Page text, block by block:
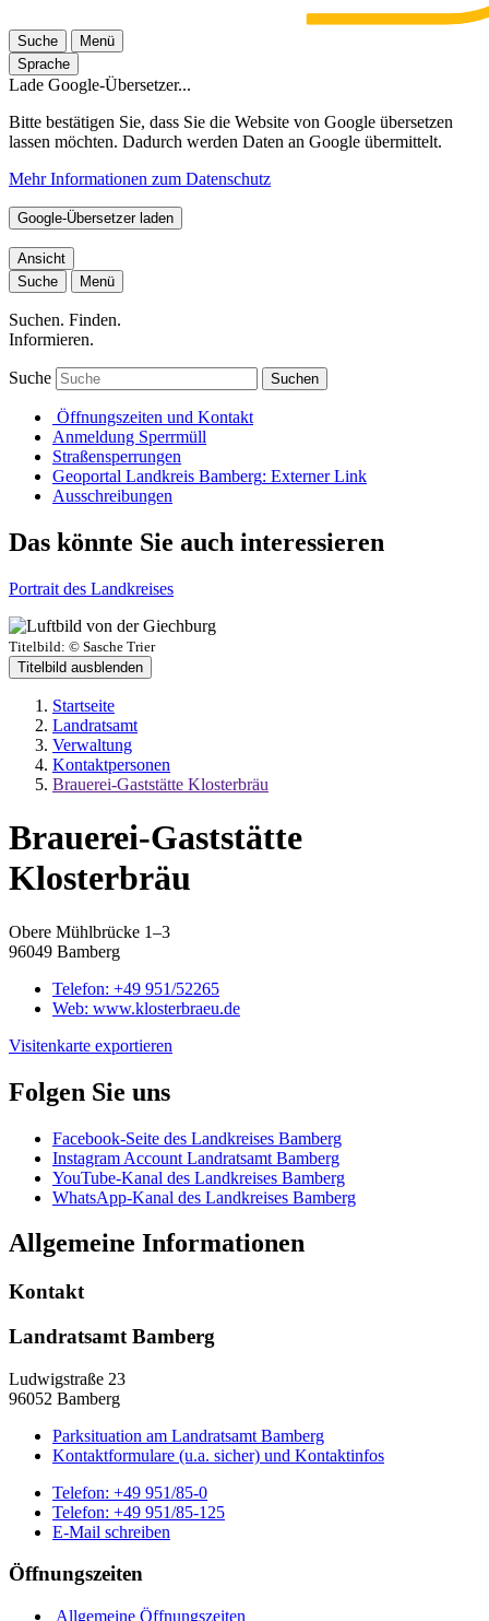
Suche
Menü
Sprache
Lade Google-Übersetzer...
Bitte bestätigen Sie, dass Sie die Website von Google übersetzen
lassen möchten. Dadurch werden Daten an Google übermittelt.
Mehr Informationen zum Datenschutz
Google-Übersetzer laden
Ansicht
Suche
Menü
Suchen. Finden.
Informieren.
Suche Suchen
Öffnungszeiten und Kontakt
Anmeldung Sperrmüll
Straßensperrungen
Geoportal Landkreis Bamberg: Externer Link
Ausschreibungen
Das könnte Sie auch interessieren
Portrait des Landkreises
Titelbild: © Sasche Trier
Titelbild ausblenden
Startseite
Landratsamt
Verwaltung
Kontaktpersonen
Brauerei-Gaststätte Klosterbräu
Brauerei-Gaststätte
Klosterbräu
Obere Mühlbrücke 1–3
96049 Bamberg
Telefon: +49 951/52265
Web: www.klosterbraeu.de
Visitenkarte exportieren
Folgen Sie uns
Facebook-Seite des Landkreises Bamberg
Instagram Account Landratsamt Bamberg
YouTube-Kanal des Landkreises Bamberg
WhatsApp-Kanal des Landkreises Bamberg
Allgemeine Informationen
Kontakt
Landratsamt Bamberg
Ludwigstraße 23
96052 Bamberg
Parksituation am Landratsamt Bamberg
Kontaktformulare (u.a. sicher) und Kontaktinfos
Telefon: +49 951/85-0
Telefon: +49 951/85-125
E-Mail schreiben
Öffnungszeiten
Allgemeine Öffnungszeiten